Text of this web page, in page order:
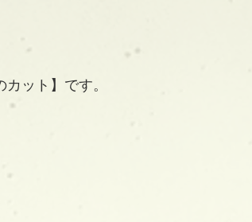
ット】です。